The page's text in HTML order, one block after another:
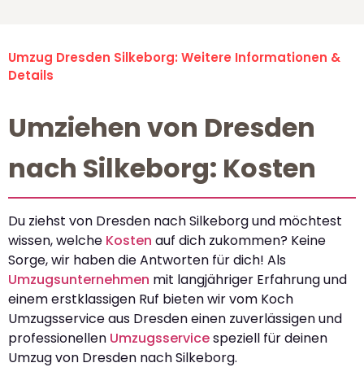
Umzug Dresden Silkeborg: Weitere Informationen &
Details
Umziehen von Dresden
nach Silkeborg: Kosten
Du ziehst von Dresden nach Silkeborg und möchtest
wissen, welche Kosten auf dich zukommen? Keine
Sorge, wir haben die Antworten für dich! Als
Umzugsunternehmen mit langjähriger Erfahrung und
einem erstklassigen Ruf bieten wir vom Koch
Umzugsservice aus Dresden einen zuverlässigen und
professionellen Umzugsservicespeziell für deinen
Umzug von Dresden nach Silkeborg.